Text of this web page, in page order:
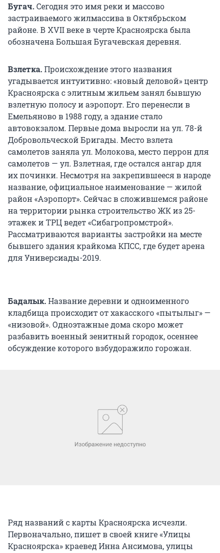
Бугач.Сегодня это имя реки и массово
застраиваемого жилмассива в Октябрьском
районе. В XVII веке в черте Красноярска была
обозначена Большая Бугачевская деревня.
Взлетка.Происхождение этого названия
угадывается интуитивно: «новый деловой» центр
Красноярска с элитным жильем занял бывшую
взлетную полосу и аэропорт. Его перенесли в
Емельяново в 1988 году, а здание стало
автовокзалом. Первые дома выросли на ул. 78-й
Добровольческой Бригады. Место взлета
самолетов заняла ул. Молокова, место перрон для
самолетов — ул. Взлетная, где остался ангар для
их починки. Несмотря на закрепившееся в народе
название, официальное наименование — жилой
район «Аэропорт». Сейчас в сложившемся районе
на территории рынка строительство ЖК из 25-
этажек и ТРЦ ведет «Сибагропромстрой».
Рассматриваются варианты застройки на месте
бывшего здания крайкома КПСС, где будет арена
для Универсиады-2019.
Бадалык.Название деревни и одноименного
кладбища происходит от хакасского «пытылыг» —
«низовой». Одноэтажные дома скоро может
разбавить военный зенитный городок, осеннее
обсуждение которого взбудоражило горожан.
Ряд названий с карты Красноярска исчезли.
Первоначально, пишет в своей книге «Улицы
Красноярска» краевед Инна Ансимова, улицы